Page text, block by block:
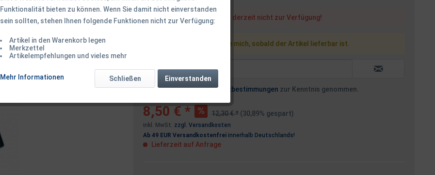
Dieser Artikel steht derzeit nicht zur Verfügung!
Benachrichtigen Sie mich, sobald der Artikel lieferbar ist.
Ich habe dieDatenschutzbestimmungen zur Kenntnis genommen.
8,50 € * 12,30 € * (30,89% gespart)
inkl. MwSt. zzgl. Versandkosten
Ab 49 EUR Versandkostenfrei innerhalb Deutschlands!
Lieferzeit auf Anfrage
Funktionalität bieten zu können. Wenn Sie damit nicht einverstanden
sein sollten, stehen Ihnen folgende Funktionen nicht zur Verfügung:
Artikel in den Warenkorb legen
Merkzettel
Artikelempfehlungen und vieles mehr
Mehr Informationen Einverstanden
Schließen